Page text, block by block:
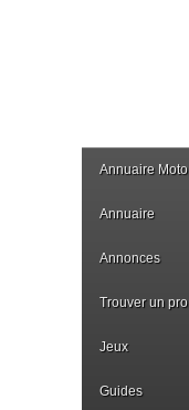
Annuaire Moto
Annuaire
Annonces
Trouver un pro
Jeux
Guides